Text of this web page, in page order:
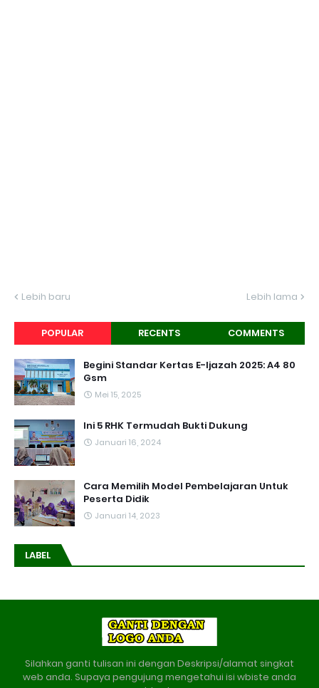
Lebih baru Lebih lama
POPULAR RECENTS COMMENTS
Begini Standar Kertas E-Ijazah 2025: A4 80
Gsm
Mei 15, 2025
Ini 5 RHK Termudah Bukti Dukung
Januari 16, 2024
Cara Memilih Model Pembelajaran Untuk
Peserta Didik
Januari 14, 2023
LABEL
Silahkan ganti tulisan ini dengan Deskripsi/alamat singkat
web anda. Supaya pengujung mengetahui isi wbiste anda